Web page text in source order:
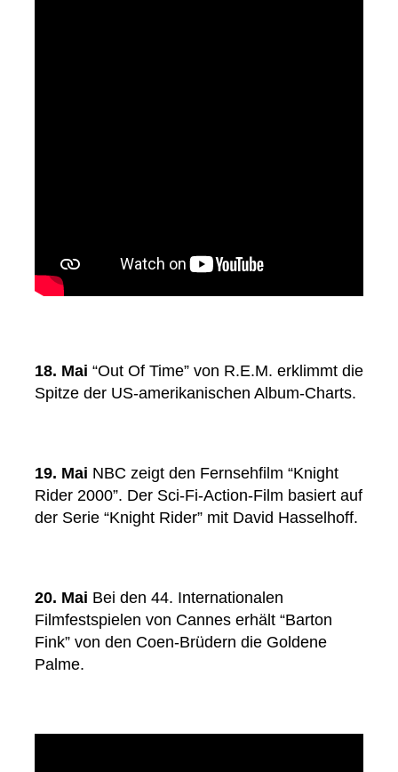
18. Mai “Out Of Time” von R.E.M. erklimmt die
Spitze der US-amerikanischen Album-Charts.
19. Mai NBC zeigt den Fernsehfilm “Knight
Rider 2000”. Der Sci-Fi-Action-Film basiert auf
der Serie “Knight Rider” mit David Hasselhoff.
20. Mai Bei den 44. Internationalen
Filmfestspielen von Cannes erhält “Barton
Fink” von den Coen-Brüdern die Goldene
Palme.